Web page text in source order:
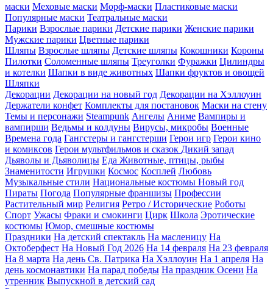
маски Меховые маски Морф-маски Пластиковые маски
Популярные маски Театральные маски
Парики Взрослые парики Детские парики Женские парики
Мужские парики Цветные парики
Шляпы Взрослые шляпы Детские шляпы Кокошники Короны
Пилотки Соломенные шляпы Треуголки Фуражки Цилиндры
и котелки Шапки в виде животных Шапки фруктов и овощей
Шляпки
Декорации Декорации на новый год Декорации на Хэллоуин
Держатели конфет Комплекты для постановок Маски на стену
Темы и персонажи Steampunk Ангелы Аниме Вампиры и
вампирши Ведьмы и колдуны Вирусы, микробы Военные
Времена года Гангстеры и гангстерши Герои игр Герои кино
и комиксов Герои мультфильмов и сказок Дикий запад
Дьяволы и Дьяволицы Еда Животные, птицы, рыбы
Знаменитости Игрушки Космос Косплей Любовь
Музыкальные стили Национальные костюмы Новый год
Пираты Погода Популярные франшизы Профессии
Растительный мир Религия Ретро / Исторические Роботы
Спорт Ужасы Фраки и смокинги Цирк Школа Эротические
костюмы Юмор, смешные костюмы
Праздники На детский спектакль На масленицу На
Октоберфест На Новый Год 2026 На 14 февраля На 23 февраля
На 8 марта На день Св. Патрика На Хэллоуин На 1 апреля На
день космонавтики На парад победы На праздник Осени На
утренник Выпускной в детский сад